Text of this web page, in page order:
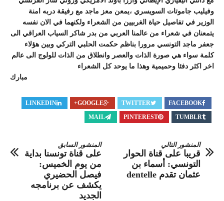
وفيليب جاموتات السويسري ،يمعن معز ماجد مع رفيقة دربه امنة
الوزير في تفاصيل حياة الغربيين من الشعراء ولكنهما في الان نفسه
يتمعنان في شعراء من عالمنا العربي من بدر شاكر السياب العراقي الى
جعفر ماجد التونسي مرورا بناظم حكمت الحلبي التركي وبين هؤلاء
كلمة سواء هي صورة الذات والعصر وانطلاق من الذات للولوج الى عالم
اخر اكثر دفئا وحميمية وهذا ما يوحد كل الشعراء
مبارك
FACEBOOK
TWITTER
GOOGLE+
LINKEDIN
TUMBLR
PINTEREST
MAIL
المنشور السابق
على قناة تونسنا بداية
من يوم الخميس:
فيصل الحضيري
يكشف عن برنامجه
الجديد
المنشور التالي
قريبا على قناة الحوار
التونسي: أسماء بن
عثمان تقدم dentelle